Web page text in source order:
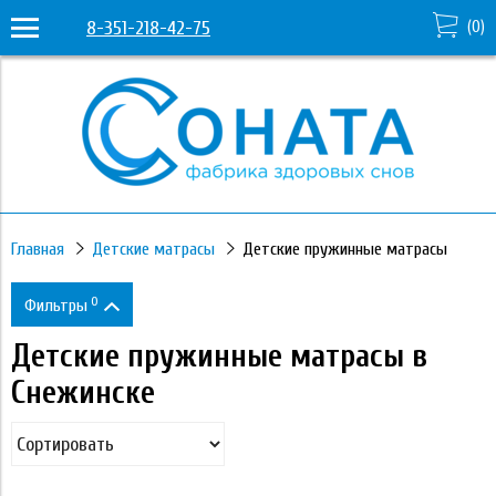
8-351-218-42-75 (0)
Главная Детские матрасы Детские пружинные матрасы
Фильтры 0
Цена
Детские пружинные матрасы в
Снежинске